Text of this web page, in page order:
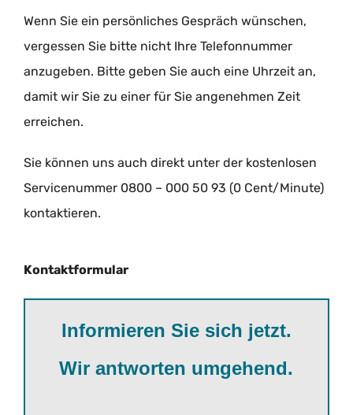
Wenn Sie ein persönliches Gespräch wünschen,
vergessen Sie bitte nicht Ihre Telefonnummer
anzugeben. Bitte geben Sie auch eine Uhrzeit an,
damit wir Sie zu einer für Sie angenehmen Zeit
erreichen.
Sie können uns auch direkt unter der kostenlosen
Servicenummer 0800 – 000 50 93 (0 Cent/Minute)
kontaktieren.
Kontaktformular
Informieren Sie sich jetzt.
Wir antworten umgehend.